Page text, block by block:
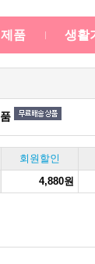
품 생활
회원할인
4,880원